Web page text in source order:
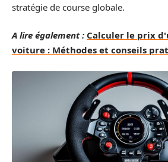
stratégie de course globale.
A lire également : Calculer le prix
voiture : Méthodes et conseils